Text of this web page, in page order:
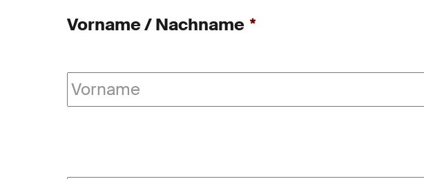
Vorname / Nachname *